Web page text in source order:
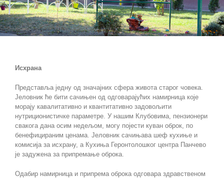
Исхрана
Представља једну од значајних сфера живота старог човека.
Јеловник ће бити сачињен од одговарајућих намирница које
морају кавалитативно и квантитативно задовољити
нутриционистичке параметре. У нашим Клубовима, пензионери
свакога дана осим недељом, могу појести куван оброк, по
бенефицираним ценама. Јеловник сачињава шеф кухиње и
комисија за исхрану, а Кухиња Геронтолошког центра Панчево
је задужена за припремање оброка.
Одабир намирница и припрема оброка одговара здравственом